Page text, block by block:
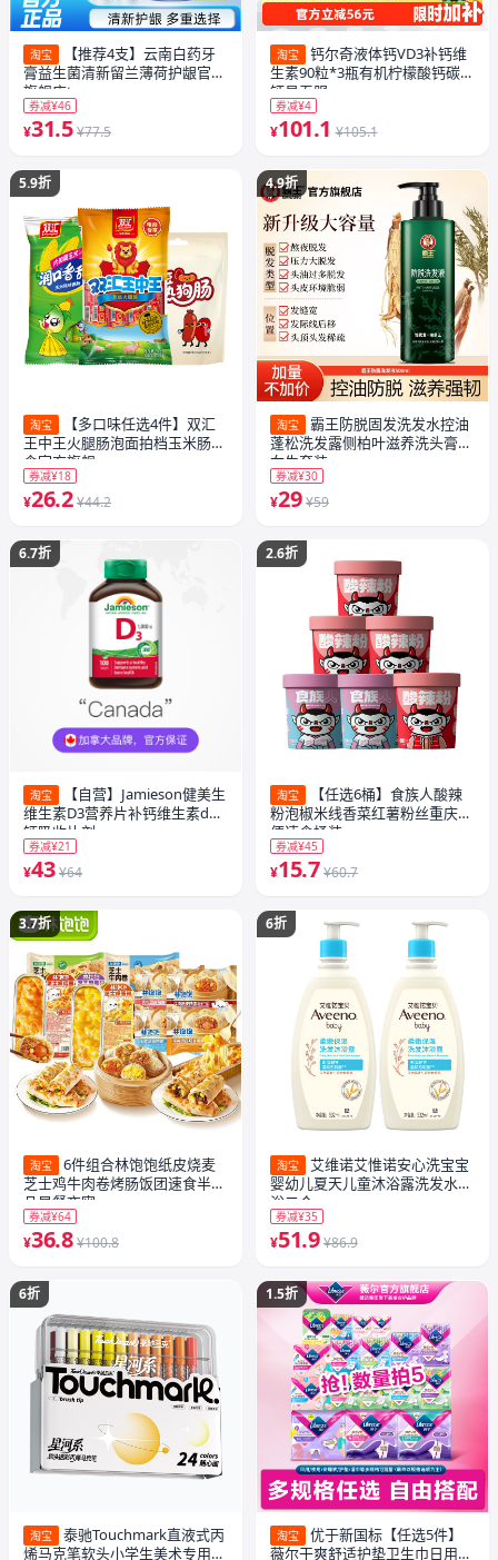
淘宝
【推荐4支】云南白药牙
膏益生菌清新留兰薄荷护龈官方
旗舰店t
券减¥46
¥31.5 ¥77.5
5.9折
淘宝
【多口味任选4件】双汇
王中王火腿肠泡面拍档玉米肠零
食官方旗舰
券减¥18
¥26.2 ¥44.2
6.7折
淘宝
【自营】Jamieson健美生
维生素D3营养片补钙维生素d助
钙吸收片剂
券减¥21
¥43 ¥64
3.7折
淘宝
6件组合林饱饱纸皮烧麦
芝士鸡牛肉卷烤肠饭团速食半成
品早餐夜宵
券减¥64
¥36.8 ¥100.8
6折
淘宝
泰驰Touchmark直液式丙
烯马克笔软头小学生美术专用浓
淘宝
钙尔奇液体钙VD3补钙维
生素90粒*3瓶有机柠檬酸钙碳酸
钙易吞服
券减¥4
¥101.1 ¥105.1
4.9折
淘宝
霸王防脱固发洗发水控油
蓬松洗发露侧柏叶滋养洗头膏男
女生套装
券减¥30
¥29 ¥59
2.6折
淘宝
【任选6桶】食族人酸辣
粉泡椒米线香菜红薯粉丝重庆方
便速食桶装
券减¥45
¥15.7 ¥60.7
6折
淘宝
艾维诺艾惟诺安心洗宝宝
婴幼儿夏天儿童沐浴露洗发水沐
浴二合一
券减¥35
¥51.9 ¥86.9
1.5折
淘宝
优于新国标【任选5件】
薇尔干爽舒适护垫卫生巾日用夜